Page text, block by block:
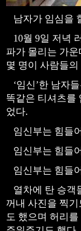
남자가 임심을
10월 9일 저녁
파가 몰리는 가
몇 명이 사람들
‘임신’한 남자
똑같은 티셔츠를
었다.
임신부는 힘들
임신부는 힘들
임신부는 힘들
열차에 탄 승객
꺼내 사진을 찍
도 했으며 허리